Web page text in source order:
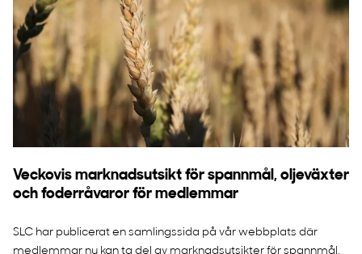
Veckovis marknadsutsikt för spannmål, oljeväxter
och foderråvaror för medlemmar
SLC har publicerat en samlingssida på vår webbplats där
medlemmar nu kan ta del av marknadsutsikter för spannmål,